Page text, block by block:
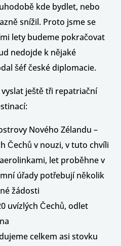
kde bydlet, nebo
snížil. Proto jsme se
lety budeme pokračovat
nedojde k nějaké
šéf české diplomacie.
ještě tři repatriační
Nového Zélandu –
Čechů v nouzi, v tuto chvíli
let proběhne v
úřady potřebují několik
žádosti
uvízlých Čechů, odlet
celkem asi stovku